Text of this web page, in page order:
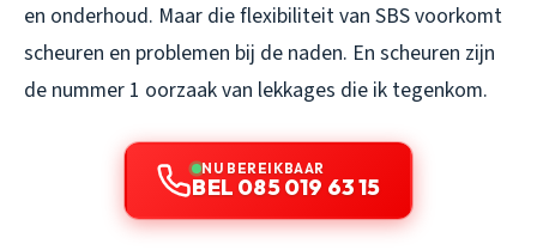
en onderhoud. Maar die flexibiliteit van SBS voorkomt
scheuren en problemen bij de naden. En scheuren zijn
de nummer 1 oorzaak van lekkages die ik tegenkom.
NU BEREIKBAAR
BEL 085 019 63 15